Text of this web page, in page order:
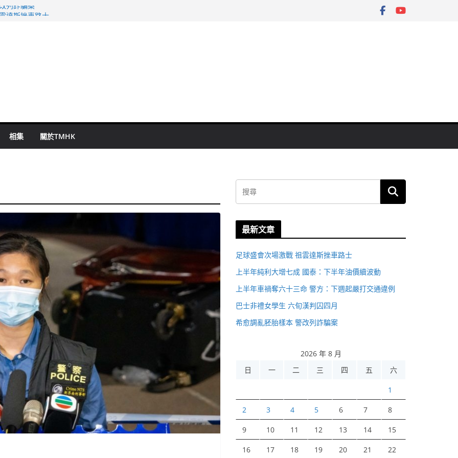
列詐騙案
相集 關於TMHK
最新文章
足球盛會次場激戰 祖雲達斯挫車路士
上半年純利大增七成 國泰：下半年油價續波動
上半年車禍奪六十三命 警方：下週起嚴打交通違例
巴士非禮女學生 六旬漢判囚四月
希愈調亂胚胎樣本 警改列詐騙案
2026 年 8 月
日
一 二 三 四 五 六
1
2 3 4 5 6 7 8
9 10 11 12 13 14 15
16 17 18 19 20 21 22